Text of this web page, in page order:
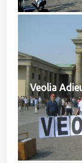
Veolia